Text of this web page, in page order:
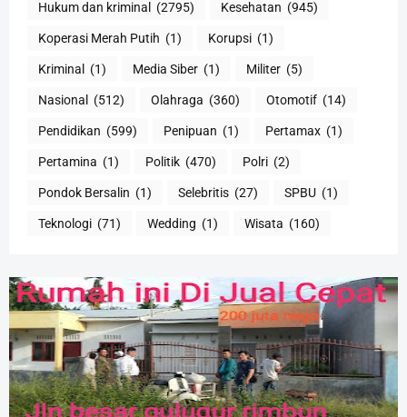
Hukum dan kriminal (2795) Kesehatan (945)
Koperasi Merah Putih (1) Korupsi (1)
Kriminal (1) Media Siber (1) Militer (5)
Nasional (512) Olahraga (360) Otomotif (14)
Pendidikan (599) Penipuan (1) Pertamax (1)
Pertamina (1) Politik (470) Polri (2)
Pondok Bersalin (1) Selebritis (27) SPBU (1)
Teknologi (71) Wedding (1) Wisata (160)